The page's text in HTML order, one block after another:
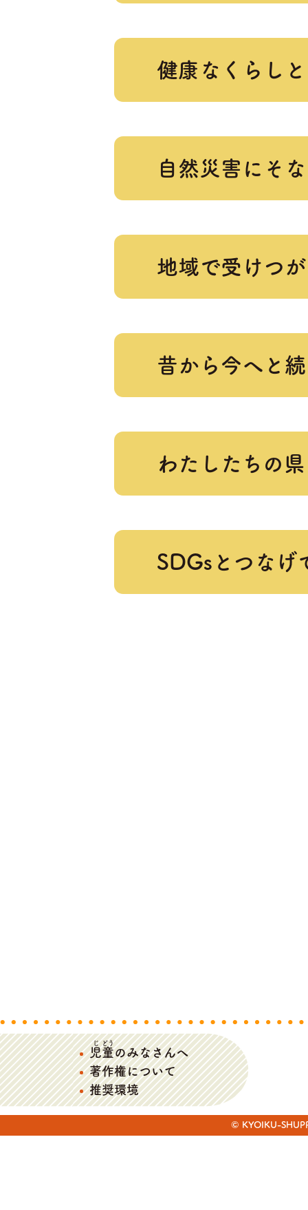
健康なくらし
自然災害にそ
地域で受けつ
昔から今へと
わたしたちの
SDGsとつなげ
児
じ
童
どう
のみなさんへ
著作権について
推奨環境
© KYOIKU-